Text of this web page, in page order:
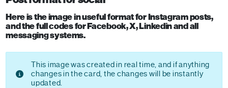
Here is the image in useful format for Instagram posts,
and the full codes for Facebook, X, Linkedin and all
messaging systems.
This image was created in real time, and if anything
changes in the card, the changes will be instantly
updated.